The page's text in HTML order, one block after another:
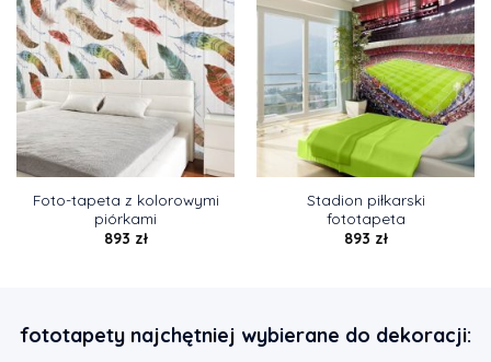
Foto-tapeta z kolorowymi
piórkami
893 zł
Stadion piłkarski
fototapeta
893 zł
fototapety najchętniej wybierane do dekoracji: